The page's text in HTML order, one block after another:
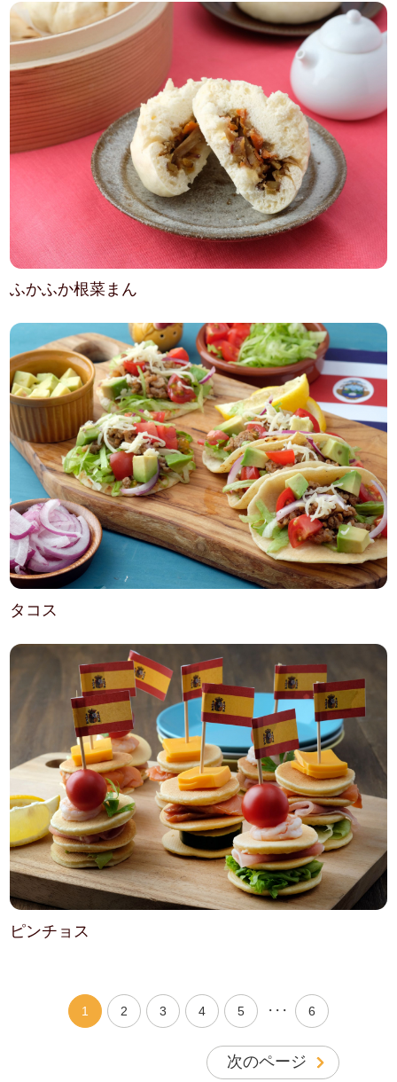
ふかふか根菜まん
タコス
ピンチョス
1 2 3 4 5 ・・・ 6
次のページ